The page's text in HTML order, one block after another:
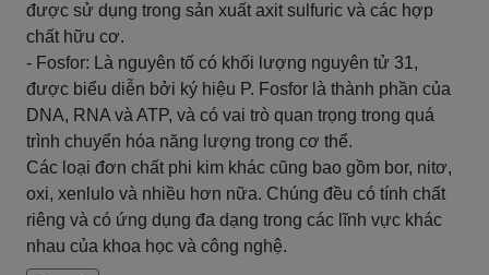
được sử dụng trong sản xuất axit sulfuric và các hợp
chất hữu cơ.
- Fosfor: Là nguyên tố có khối lượng nguyên tử 31,
được biểu diễn bởi ký hiệu P. Fosfor là thành phần của
DNA, RNA và ATP, và có vai trò quan trọng trong quá
trình chuyển hóa năng lượng trong cơ thể.
Các loại đơn chất phi kim khác cũng bao gồm bor, nitơ,
oxi, xenlulo và nhiều hơn nữa. Chúng đều có tính chất
riêng và có ứng dụng đa dạng trong các lĩnh vực khác
nhau của khoa học và công nghệ.